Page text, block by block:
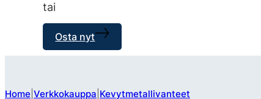
tai
Osta nyt
Home Verkkokauppa Kevytmetallivanteet